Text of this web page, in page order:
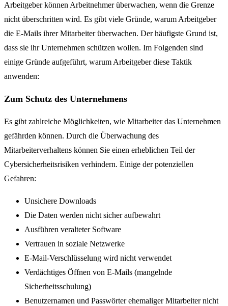
Arbeitgeber können Arbeitnehmer überwachen, wenn die Grenze
nicht überschritten wird. Es gibt viele Gründe, warum Arbeitgeber
die E-Mails ihrer Mitarbeiter überwachen. Der häufigste Grund ist,
dass sie ihr Unternehmen schützen wollen. Im Folgenden sind
einige Gründe aufgeführt, warum Arbeitgeber diese Taktik
anwenden:
Zum Schutz des Unternehmens
Es gibt zahlreiche Möglichkeiten, wie Mitarbeiter das Unternehmen
gefährden können. Durch die Überwachung des
Mitarbeiterverhaltens können Sie einen erheblichen Teil der
Cybersicherheitsrisiken verhindern. Einige der potenziellen
Gefahren:
Unsichere Downloads
Die Daten werden nicht sicher aufbewahrt
Ausführen veralteter Software
Vertrauen in soziale Netzwerke
E-Mail-Verschlüsselung wird nicht verwendet
Verdächtiges Öffnen von E-Mails (mangelnde
Sicherheitsschulung)
Benutzernamen und Passwörter ehemaliger Mitarbeiter nicht